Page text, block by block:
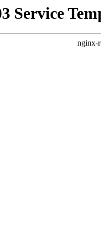
Service
nginx-